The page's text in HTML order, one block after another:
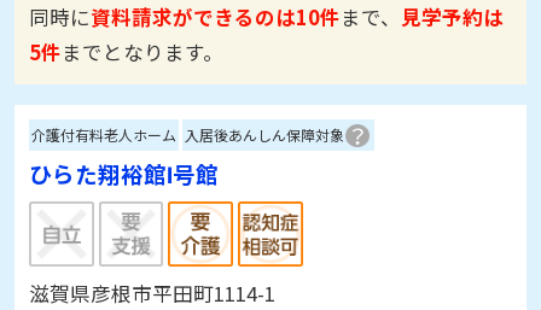
同時に資料請求ができるのは10件まで、 見学予約は
5件までとなります。
介護付有料老人ホーム 入居後あんしん保障対象
ひらた翔裕館Ⅰ号館
滋賀県彦根市平田町1114-1